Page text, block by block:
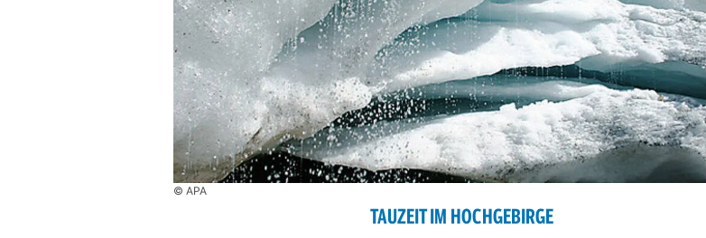
© APA
TAUZEIT IM HOCHGEBIRGE